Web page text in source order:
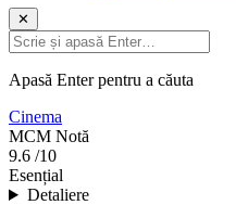
✕
Apasă Enter pentru a căuta
Cinema
MCM Notă
9.6 /10
Esențial
Detaliere